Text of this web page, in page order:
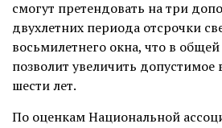
смогут претендовать на три
двухлетних периода отсрочки
восьмилетнего окна, что в
позволит увеличить
шести лет.
По оценкам Национальной